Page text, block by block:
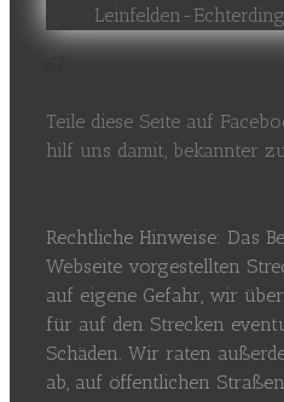
Leinfelden-
Teile diese Seite auf
hilf uns damit, bekannter
Rechtliche Hinweise: Das
Webseite vorgestellten
auf eigene Gefahr, wir
für auf den Strecken
Schäden. Wir raten
ab, auf öffentlichen